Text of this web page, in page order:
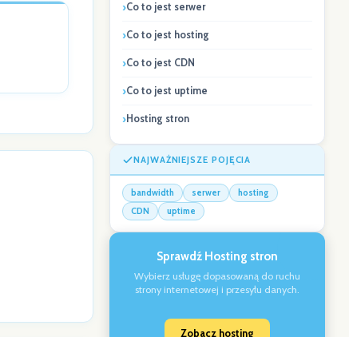
Co to jest serwer
Co to jest hosting
Co to jest CDN
Co to jest uptime
Hosting stron
NAJWAŻNIEJSZE POJĘCIA
bandwidth serwer
hosting
CDN
uptime
Sprawdź Hosting stron
Wybierz usługę dopasowaną do ruchu
strony internetowej i przesyłu danych.
Zobacz hosting